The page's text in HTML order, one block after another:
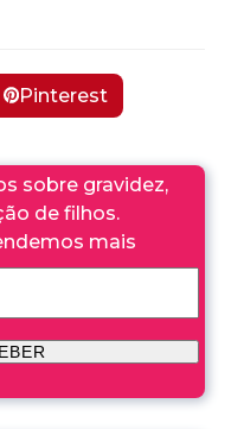
Pinterest
sobre gravidez,
de filhos.
mais